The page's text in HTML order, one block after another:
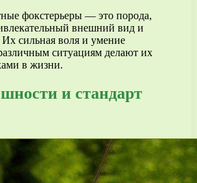
фокстерьеры — это порода,
внешний вид и
сильная воля и умение
ситуациям делают их
в жизни.
и стандарт